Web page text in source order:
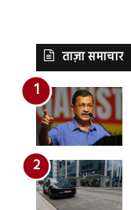
ताज़ा समाचार